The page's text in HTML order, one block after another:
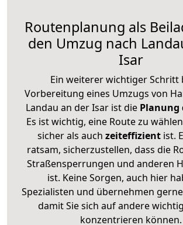
Routenplanung als
den Umzug nach
Isar
Ein weiterer wichtiger Schritt
Vorbereitung eines Umzugs von
Landau an der Isar ist die Planung
Es ist wichtig, eine Route zu
sicher als auch zeiteffizientist.
ratsam, sicherzustellen, dass die
Straßensperrungen und anderen
ist. Keine Sorgen, auch hier
Spezialisten und übernehmen
damit Sie sich auf andere
konzentrieren können.